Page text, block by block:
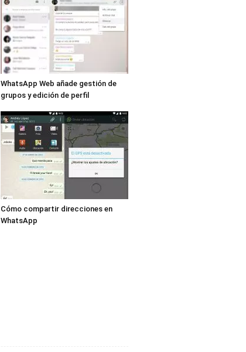
WhatsApp Web añade gestión de
grupos y edición de perfil
Cómo compartir direcciones en
WhatsApp